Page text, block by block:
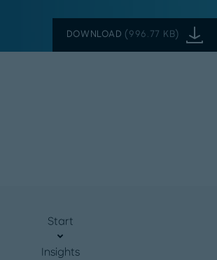
DOWNLOAD (996.77 KB)
Start
Insights